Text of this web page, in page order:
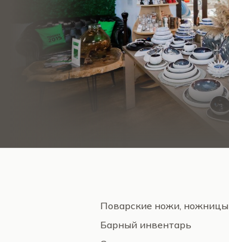
Поварские ножи, ножницы
Барный инвентарь